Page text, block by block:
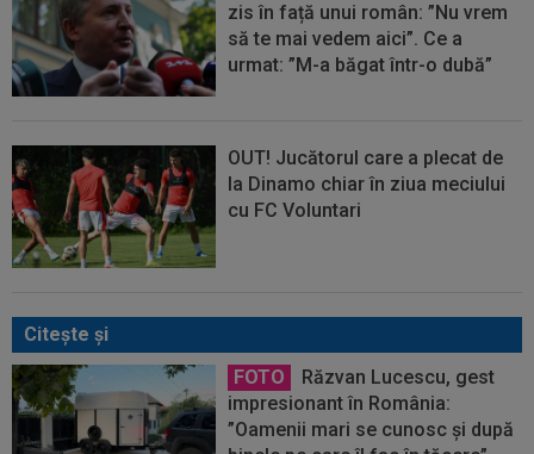
zis în față unui român: ”Nu vrem
să te mai vedem aici”. Ce a
urmat: ”M-a băgat într-o dubă”
OUT! Jucătorul care a plecat de
la Dinamo chiar în ziua meciului
cu FC Voluntari
Citeşte şi
FOTO
Răzvan Lucescu, gest
impresionant în România:
”Oamenii mari se cunosc și după